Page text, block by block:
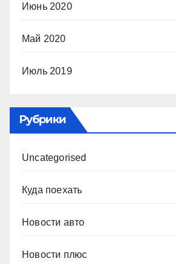
Июнь 2020
Май 2020
Июль 2019
Рубрики
Uncategorised
Куда поехать
Новости авто
Новости плюс